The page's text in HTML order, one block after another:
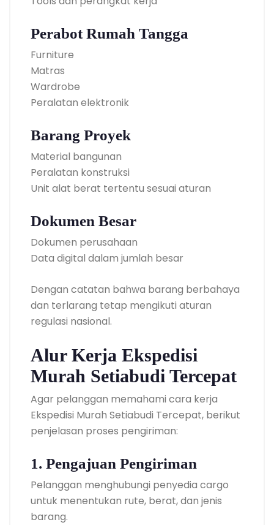
Perabot Rumah Tangga
Furniture
Matras
Wardrobe
Peralatan elektronik
Barang Proyek
Material bangunan
Peralatan konstruksi
Unit alat berat tertentu sesuai aturan
Dokumen Besar
Dokumen perusahaan
Data digital dalam jumlah besar
Dengan catatan bahwa barang berbahaya
dan terlarang tetap mengikuti aturan
regulasi nasional.
Alur Kerja Ekspedisi
Murah Setiabudi Tercepat
Agar pelanggan memahami cara kerja
Ekspedisi Murah Setiabudi Tercepat, berikut
penjelasan proses pengiriman:
1. Pengajuan Pengiriman
Pelanggan menghubungi penyedia cargo
untuk menentukan rute, berat, dan jenis
barang.